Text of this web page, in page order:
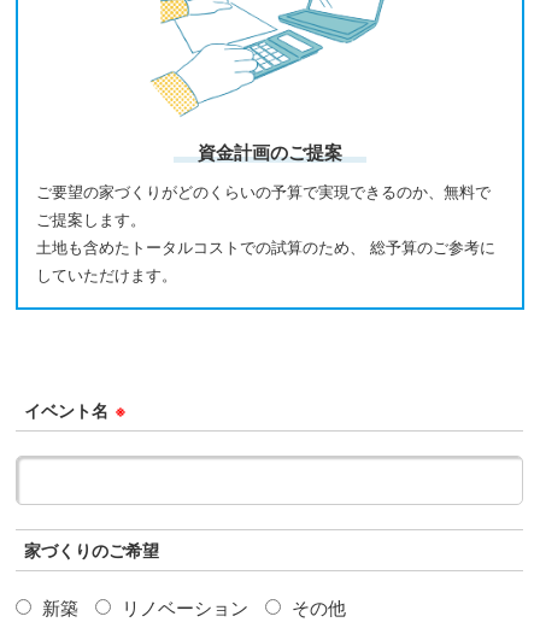
資金計画のご提案
ご要望の家づくりがどのくらいの予算で実現できるのか、無料で
ご提案します。
土地も含めたトータルコストでの試算のため、 総予算のご参考に
していただけます。
イベント名 ※
家づくりのご希望
新築 リノベーション その他